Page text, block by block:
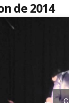
de 2014